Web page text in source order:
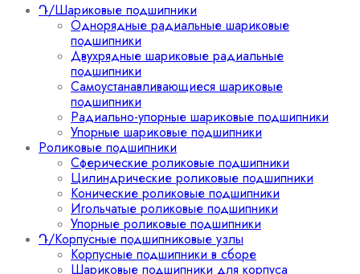
Դ/Шариковые подшипники
Однорядные радиальные шариковые
подшипники
Двухрядные шариковые радиальные
подшипники
Самоустанавливающиеся шариковые
подшипники
Радиально-упорные шариковые подшипники
Упорные шариковые подшипники
Роликовые подшипники
Сферические роликовые подшипники
Цилиндрические роликовые подшипники
Конические роликовые подшипники
Игольчатые роликовые подшипники
Упорные роликовые подшипники
Դ/Корпусные подшипниковые узлы
Корпусные подшипники в сборе
Шариковые подшипники для корпуса